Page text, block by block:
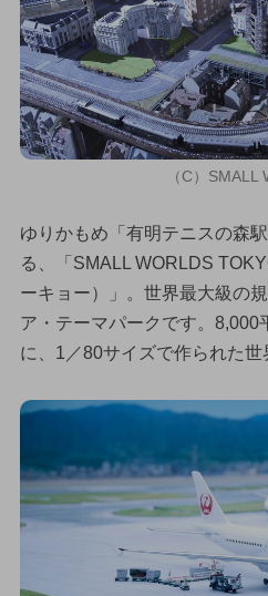
（C）SMALL
ゆりかもめ「有明テニスの森
る、「SMALL WORLDS
ーキョー）」。世界最大級の
ア・テーマパークです。8,000
に、1／80サイズで作られた世